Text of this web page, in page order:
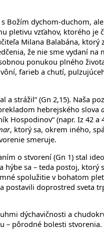
Božím dychom-duchom,
pletivu vzťahov, ktorého je
Milana Balabána, ktorý
že nie sme vydaní
ponukou plného
farieb a chutí,
strážil“ (Gn 2,15). Naša
hebrejského slova
Hospodinov“ (napr. Iz 42 a
, ktorý sa, okrem iného,
smeruje.
o stvorení (Gn 1) stal
sa – teda postoj, ktorý
spolužitie v bohatom
postavili doprostred sveta
dýchavičnosti a
– pôrodné bolesti